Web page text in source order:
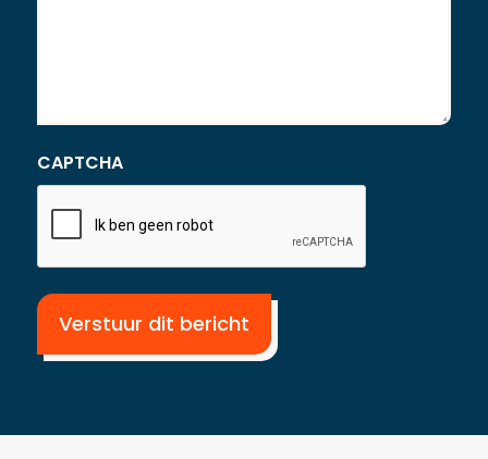
CAPTCHA